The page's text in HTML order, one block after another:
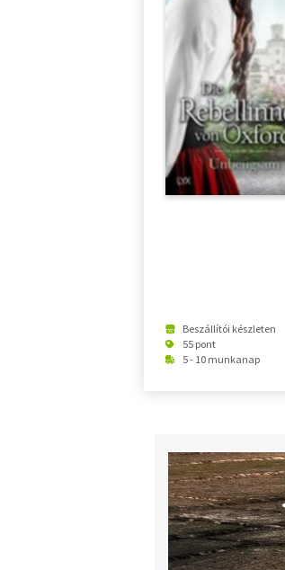
Beszállítói készleten
55 pont
5 - 10 munkanap